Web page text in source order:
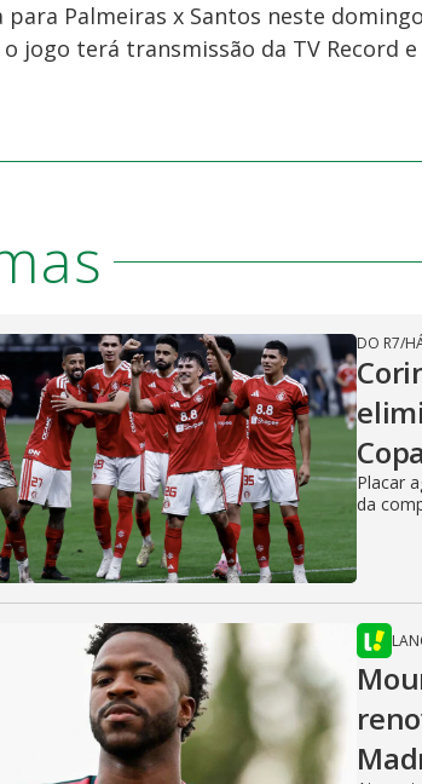
para Palmeiras x Santos neste
o jogo terá transmissão da TV Record
DO R7/
Placar
da